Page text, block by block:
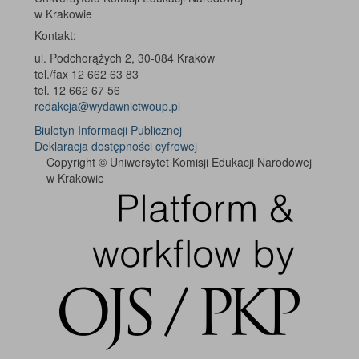
w Krakowie
Kontakt:
ul. Podchorążych 2, 30-084 Kraków
tel./fax 12 662 63 83
tel. 12 662 67 56
redakcja@wydawnictwoup.pl
Biuletyn Informacji Publicznej
Deklaracja dostępności cyfrowej
Copyright © Uniwersytet Komisji Edukacji Narodowej
w Krakowie